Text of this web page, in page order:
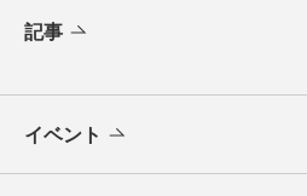
記事
イベント